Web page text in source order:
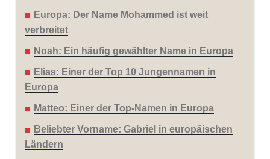
Europa: Der Name Mohammed ist weit
verbreitet
Noah: Ein häufig gewählter Name in Europa
Elias: Einer der Top 10 Jungennamen in
Europa
Matteo: Einer der Top-Namen in Europa
Beliebter Vorname: Gabriel in europäischen
Ländern